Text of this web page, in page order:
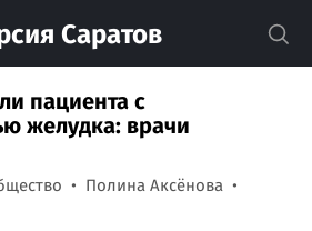
Саратов
пациента с
желудка: врачи
Полина Аксёнова